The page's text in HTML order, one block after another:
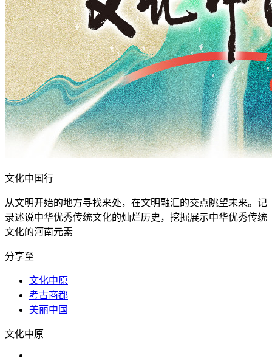
文化中国行
从文明开始的地方寻找来处，在文明融汇的交点眺望未来。记
录述说中华优秀传统文化的灿烂历史，挖掘展示中华优秀传统
文化的河南元素
分享至
文化中原
考古商都
美丽中国
文化中原